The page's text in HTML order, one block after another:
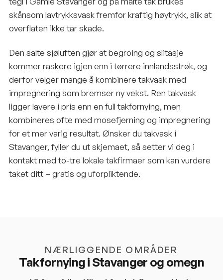
skånsom lavtrykksvask fremfor kraftig høytrykk, slik at
overflaten ikke tar skade.
Den salte sjøluften gjør at begroing og slitasje
kommer raskere igjen enn i tørrere innlandsstrøk, og
derfor velger mange å kombinere takvask med
impregnering som bremser ny vekst. Ren takvask
ligger lavere i pris enn en full takfornying, men
kombineres ofte med mosefjerning og impregnering
for et mer varig resultat. Ønsker du takvask i
Stavanger, fyller du ut skjemaet, så setter vi deg i
kontakt med to-tre lokale takfirmaer som kan vurdere
taket ditt – gratis og uforpliktende.
NÆRLIGGENDE OMRÅDER
Takfornying i Stavanger og omegn